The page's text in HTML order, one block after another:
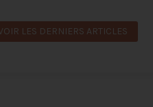
LES DERNIERS ARTICLES